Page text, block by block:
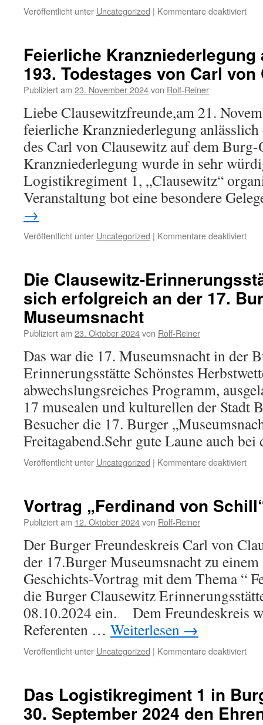
Veröffentlicht unter Uncategorized | Kommentare deaktiviertfür
–
zum
Feierliche
193. Todestages von Carl
Publiziert am 23. November 2024von Rolf-Reiner
Liebe Clausewitzfreunde,am 21.
feierliche Kranzniederlegung anlässlich
des Carl von Clausewitz auf dem
Kranzniederlegung wurde in sehr
Logistikregiment 1, „Clausewitz“
Veranstaltung bot eine besondere
→
Veröffentlicht unter Uncategorized | Kommentare deaktiviertfür
des
193.
Die Clausewitz-
sich erfolgreich an der 17.
Museumsnacht
Publiziert am 23. Oktober 2024von Rolf-Reiner
Das war die 17. Museumsnacht in der
Erinnerungsstätte Schönstes
abwechslungsreiches Programm,
17 musealen und kulturellen der Stadt
Besucher die 17. Burger
Freitagabend.Sehr gute Laune auch
Veröffentlicht unter Uncategorized | Kommentare deaktiviertfür
an
17.
Vortrag „Ferdinand von
Publiziert am 12. Oktober 2024von Rolf-Reiner
Der Burger Freundeskreis Carl von
der 17.Burger Museumsnacht zu einem
Geschichts-Vortrag mit dem Thema “
die Burger Clausewitz
08.10.2024 ein. Dem Freundeskreis
Referenten … Weiterlesen →
Veröffentlicht unter Uncategorized | Kommentare deaktiviertfür
Das Logistikregiment 1 in
30. September 2024 den